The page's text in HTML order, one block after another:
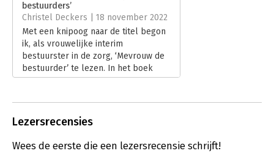
Hoofdrubriek: Leiderschap
bestuurders’
Christel Deckers | 18 november 2022
Met een knipoog naar de titel begon
ik, als vrouwelijke interim
bestuurster in de zorg, ‘Mevrouw de
bestuurder’ te lezen. In het boek
staan 20 vrouwen (met foto) en één
bestuurders of gewezen bestuurders
in de zorg. Een aantal van hen,
collega’s.
Lezersrecensies
Wees de eerste die een lezersrecensie schrijft!